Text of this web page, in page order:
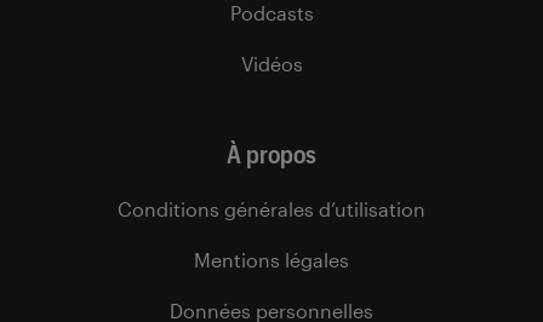
Podcasts
Vidéos
À propos
Conditions générales d’utilisation
Mentions légales
Données personnelles